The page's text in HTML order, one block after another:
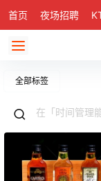
首页 夜场招聘
全部标签